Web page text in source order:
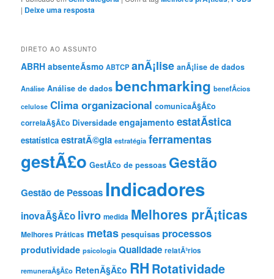
| Deixe uma resposta
DIRETO AO ASSUNTO
ABRH absenteÃ­smo ABTCP anÃ¡lise anÃ¡lise de dados
Análise Análise de dados benchmarking benefÃ­cios
celulose Clima organizacional comunicaÃ§Ã£o
correlaÃ§Ã£o Diversidade engajamento estatÃ­stica
estatística estratÃ©gia estratégia ferramentas
gestÃ£o GestÃ£o de pessoas Gestão
Gestão de Pessoas Indicadores
inovaÃ§Ã£o livro medida Melhores prÃ¡ticas
Melhores Práticas metas pesquisas processos
produtividade psicologia Qualidade relatÃ³rios
remuneraÃ§Ã£o RetenÃ§Ã£o RH Rotatividade